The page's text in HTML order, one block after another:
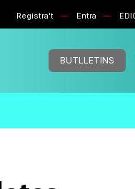
Registra't Entra
BUTLLETINS